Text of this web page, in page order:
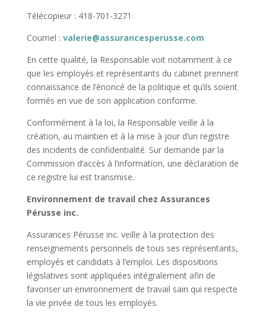
Télécopieur : 418-701-3271
Courriel : valerie@assurancesperusse.com
En cette qualité, la Responsable voit notamment à ce
que les employés et représentants du cabinet prennent
connaissance de l’énoncé de la politique et qu’ils soient
formés en vue de son application conforme.
Conformément à la loi, la Responsable veille à la
création, au maintien et à la mise à jour d’un registre
des incidents de confidentialité. Sur demande par la
Commission d’accès à l’information, une déclaration de
ce registre lui est transmise.
Environnement de travail chez Assurances
Pérusse inc.
Assurances Pérusse inc. veille à la protection des
renseignements personnels de tous ses représentants,
employés et candidats à l’emploi. Les dispositions
législatives sont appliquées intégralement afin de
favoriser un environnement de travail sain qui respecte
la vie privée de tous les employés.